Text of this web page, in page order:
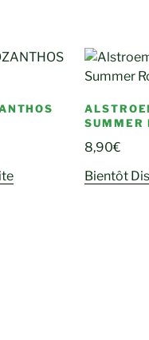
SUMMER
8,90€
Bientôt